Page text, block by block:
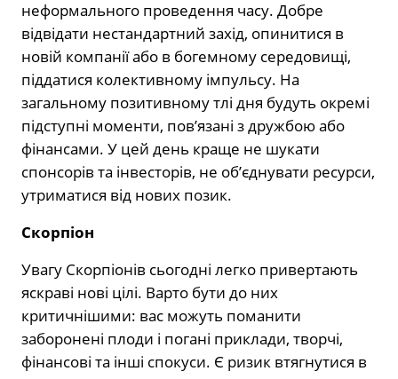
неформального проведення часу. Добре
відвідати нестандартний захід, опинитися в
новій компанії або в богемному середовищі,
піддатися колективному імпульсу. На
загальному позитивному тлі дня будуть окремі
підступні моменти, пов’язані з дружбою або
фінансами. У цей день краще не шукати
спонсорів та інвесторів, не об’єднувати ресурси,
утриматися від нових позик.
Скорпіон
Увагу Скорпіонів сьогодні легко привертають
яскраві нові цілі. Варто бути до них
критичнішими: вас можуть поманити
заборонені плоди і погані приклади, творчі,
фінансові та інші спокуси. Є ризик втягнутися в